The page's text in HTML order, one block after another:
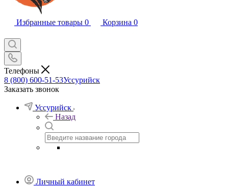
Избранные товары 0 Корзина 0
Телефоны
8 (800) 600-51-53Уссурийск
Заказать звонок
Уссурийск
Назад
Личный кабинет